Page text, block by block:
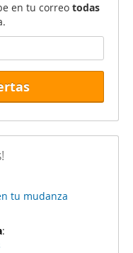
en tu correo todas
tu mudanza
: